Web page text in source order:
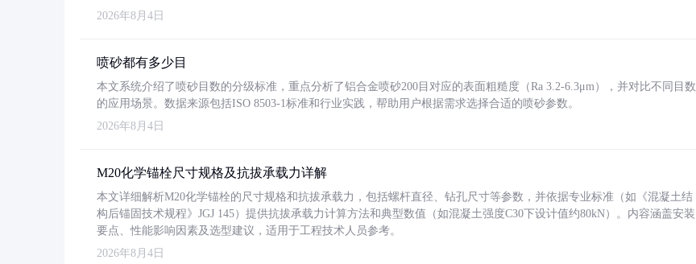
2026年8月4日
喷砂都有多少目
本文系统介绍了喷砂目数的分级标准，重点分析了铝合金喷砂200目对应的表面粗糙度（Ra 3.2-6.3μm），并对比不同目数
的应用场景。数据来源包括ISO 8503-1标准和行业实践，帮助用户根据需求选择合适的喷砂参数。
2026年8月4日
M20化学锚栓尺寸规格及抗拔承载力详解
本文详细解析M20化学锚栓的尺寸规格和抗拔承载力，包括螺杆直径、钻孔尺寸等参数，并依据专业标准（如《混凝土结
构后锚固技术规程》JGJ 145）提供抗拔承载力计算方法和典型数值（如混凝土强度C30下设计值约80kN）。内容涵盖安装
要点、性能影响因素及选型建议，适用于工程技术人员参考。
2026年8月4日